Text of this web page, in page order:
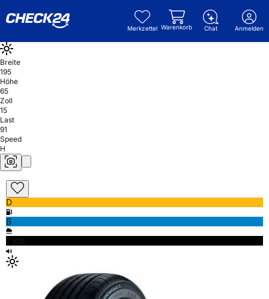
Merkzettel Warenkorb Chat Anmelden
Breite
195
Höhe
65
Zoll
15
Last
91
Speed
H
D
B
71db